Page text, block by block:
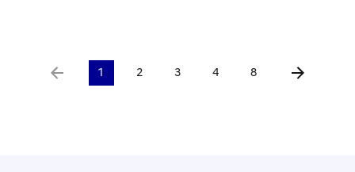
Aller à la page précédente
1 2 3 4 8 Aller à la